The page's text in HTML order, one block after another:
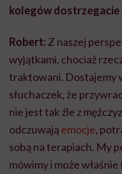
kolegów dostrzegacie
Robert: Z naszej
wyjątkami, chociaż
traktowani. Dostajemy
słuchaczek, że
nie jest tak źle z
odczuwają emocje,
sobą na terapiach. My
mówimy i może